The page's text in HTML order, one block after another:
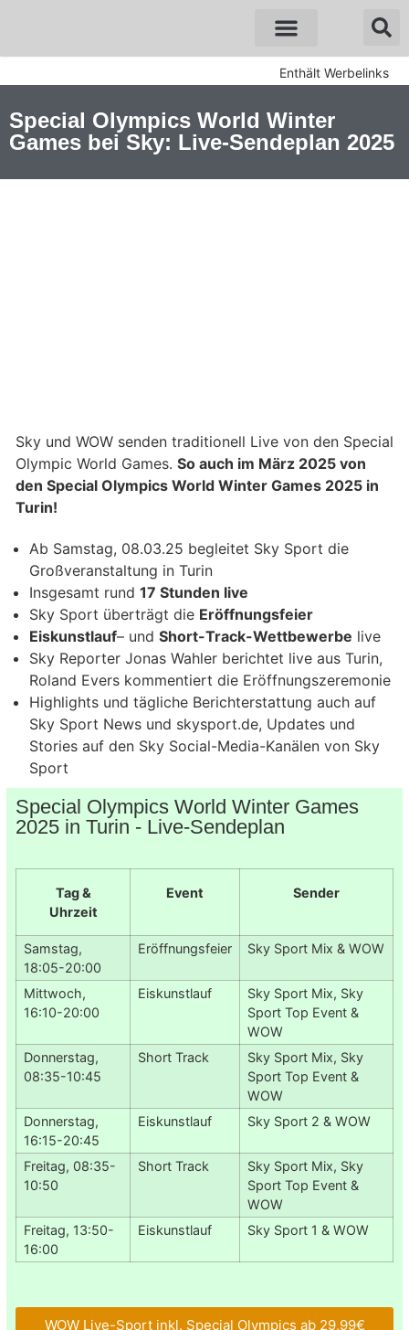
Enthält Werbelinks
Special Olympics World Winter
Games bei Sky: Live-Sendeplan 2025
Sky und WOW senden traditionell Live von den Special
Olympic World Games. So auch im März 2025 von
den Special Olympics World Winter Games 2025 in
Turin!
Ab Samstag, 08.03.25 begleitet Sky Sport die
Großveranstaltung in Turin
Insgesamt rund 17 Stunden live
Sky Sport überträgt die Eröffnungsfeier
Eiskunstlauf– und Short-Track-Wettbewerbe live
Sky Reporter Jonas Wahler berichtet live aus Turin,
Roland Evers kommentiert die Eröffnungszeremonie
Highlights und tägliche Berichterstattung auch auf
Sky Sport News und skysport.de, Updates und
Stories auf den Sky Social-Media-Kanälen von Sky
Sport
Special Olympics World Winter Games
2025 in Turin - Live-Sendeplan
Tag &
Uhrzeit
Event Sender
Samstag,
18:05-20:00
Eröffnungsfeier Sky Sport Mix & WOW
Mittwoch,
16:10-20:00
Eiskunstlauf
Sky Sport Mix, Sky
Sport Top Event &
WOW
Donnerstag,
08:35-10:45
Short Track
Sky Sport Mix, Sky
Sport Top Event &
WOW
Donnerstag,
16:15-20:45
Eiskunstlauf Sky Sport 2 & WOW
Freitag, 08:35-
10:50
Short Track
Sky Sport Mix, Sky
Sport Top Event &
WOW
Freitag, 13:50-
16:00
Eiskunstlauf Sky Sport 1 & WOW
WOW Live-Sport inkl. Special Olympics ab 29,99€